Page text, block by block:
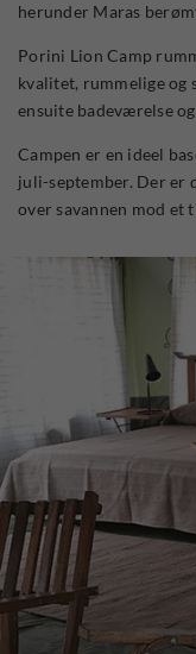
herunder Maras
Porini Lion Camp
kvalitet, rummelige og
ensuite badeværelse
Campen er en ideel
juli-september. Der er
over savannen mod et